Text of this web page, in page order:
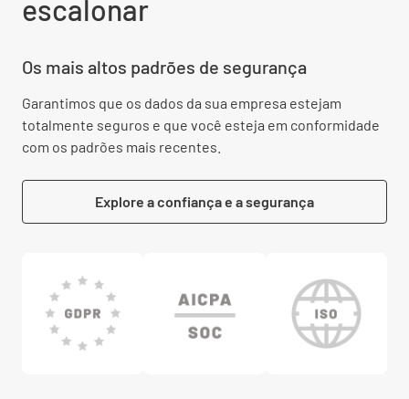
escalonar
Os mais altos padrões de segurança
Garantimos que os dados da sua empresa estejam
totalmente seguros e que você esteja em conformidade
com os padrões mais recentes.
Explore a confiança e a segurança